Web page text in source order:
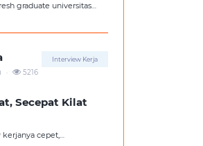
graduate universitas
biar aku ambil
Interview Kerja
. 5216
Secepat Kilat
cepet,